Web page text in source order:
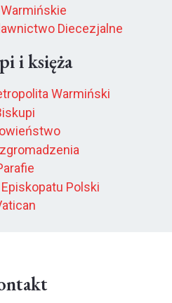
Diecezjalne
i księża
Warmiński
Polski